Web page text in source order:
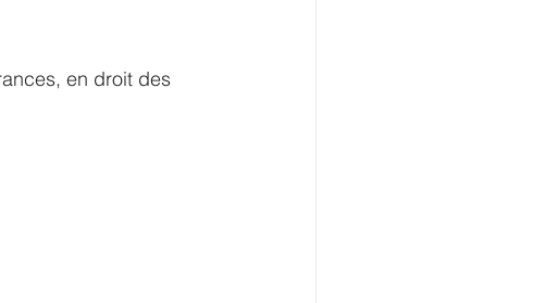
en droit des